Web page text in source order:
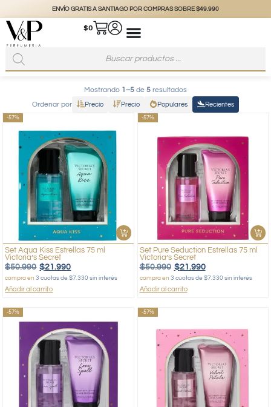
ENVÍO GRATIS A SANTIAGO POR COMPRAS SOBRE $49.990
$0
Mostrando 1–5 de 5 resultados
Ordenar por
Precio Precio Populares Recientes
-57%
Set Aqua Kiss Estrellas 75 ml
Victoria’s Secret
$50.990 $21.990
compra en3 cuotas de $7.330 sin interés
Añadir al carrito
-57%
Set Pure Seduction Estrellas 75 ml
Victoria’s Secret
$50.990 $21.990
compra en 3 cuotas de $7.330 sin interés
Añadir al carrito
-57% -57%